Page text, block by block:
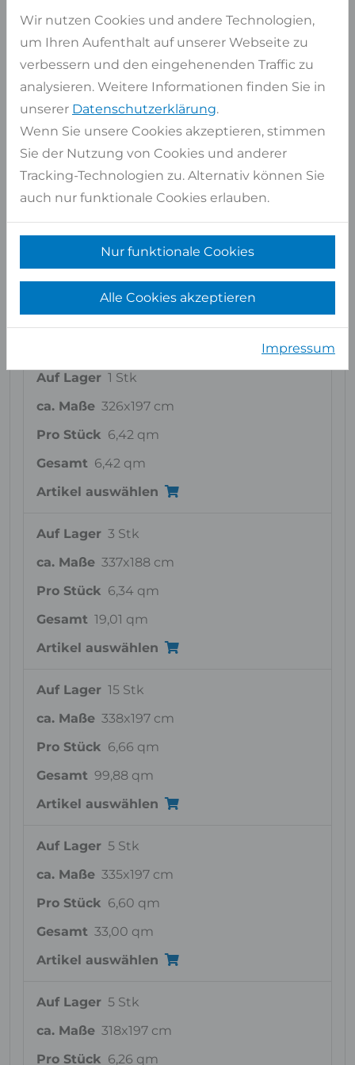
Artikel auswählen
Auf Lager 4 Stk
ca. Maße 335x193 cm
Pro Stück
6,47 qm
Gesamt 25,86 qm
Artikel auswählen
Auf Lager 9 Stk
336x195 cm
Pro Stück 6,55 qm
58,97 qm
Auf Lager 1 Stk
ca. Maße 326x197 cm
Pro Stück 6,42 qm
Gesamt 6,42 qm
Artikel auswählen
Auf Lager 3 Stk
ca. Maße 337x188 cm
Pro Stück 6,34 qm
Gesamt 19,01 qm
Artikel auswählen
Auf Lager 15 Stk
ca. Maße 338x197 cm
Pro Stück 6,66 qm
Gesamt 99,88 qm
Artikel auswählen
Auf Lager 5 Stk
ca. Maße 335x197 cm
Pro Stück 6,60 qm
Gesamt 33,00 qm
Artikel auswählen
Auf Lager 5 Stk
ca. Maße 318x197 cm
Pro Stück 6,26 qm
Wir nutzen Cookies und andere Technologien,
um Ihren Aufenthalt auf unserer Webseite zu
verbessern und den eingehenenden Traffic zu
analysieren. Weitere Informationen finden Sie in
unserer Datenschutzerklärung.
Wenn Sie unsere Cookies akzeptieren, stimmen
Sie der Nutzung von Cookies und anderer
Tracking-Technologien zu. Alternativ können Sie
auch nur funktionale Cookies erlauben.
Nur funktionale Cookies
Alle Cookies akzeptieren
Impressum